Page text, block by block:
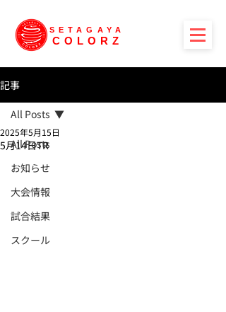
SETAGAYA
COLORZ
記事
All Posts
お知らせ
大会情報
試合結果
スクール
All Posts
5月14日TR
2025年5月15日